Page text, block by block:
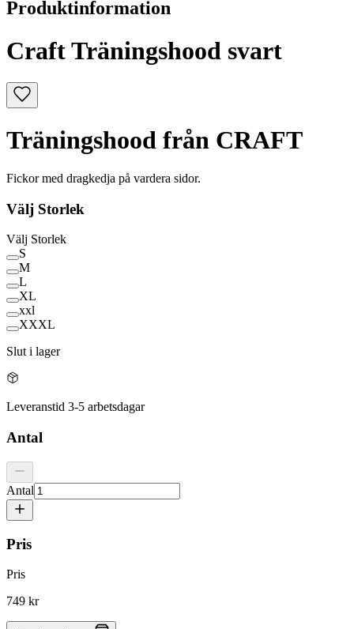
Produktinformation
Craft Träningshood svart
Träningshood från CRAFT
Fickor med dragkedja på vardera sidor.
Välj Storlek
Välj Storlek
S
M
L
XL
xxl
XXXL
Slut i lager
Leveranstid 3-5 arbetsdagar
Antal
Antal
Pris
Pris
749 kr